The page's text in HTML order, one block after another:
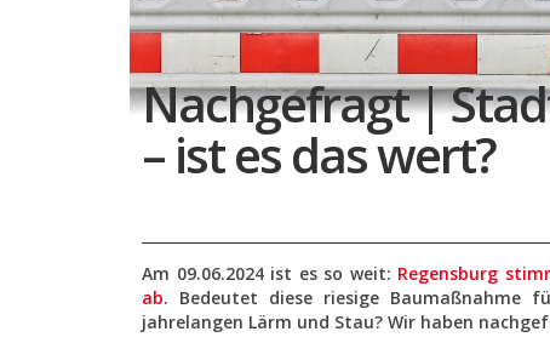
Nachgefragt |
– ist es das wert?
Am 09.06.2024 ist es so weit: Regensburg
ab. Bedeutet diese riesige Baumaßnahme
jahrelangen Lärm und Stau? Wir haben